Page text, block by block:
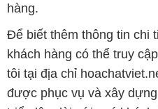
hàng.
Để biết thêm thông tin chi
khách hàng có thể truy
tôi tại địa chỉ
được phục vụ và xây